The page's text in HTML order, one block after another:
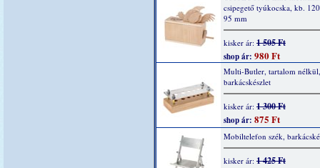
csipegető tyúkocska, kb.
95 mm
kisker ár: 1 505 Ft
shop ár: 980 Ft
Multi-Butler, tartalom nélkül,
barkácskészlet
kisker ár: 1 300 Ft
shop ár: 875 Ft
Mobiltelefon szék,
kisker ár: 1 425 Ft